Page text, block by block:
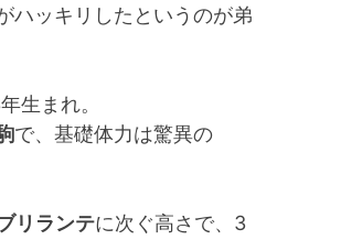
ハッキリしたというのが弟
生まれ。
で、基礎体力は驚異の
リランテに次ぐ高さで、3